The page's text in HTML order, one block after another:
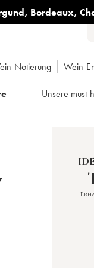
, Bordeaux,
Notierung Wein-
Unsere must-